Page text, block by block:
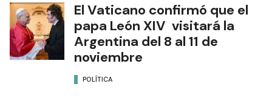
El Vaticano confirmó que el
papa León XIV visitará la
Argentina del 8 al 11 de
noviembre
POLÍTICA